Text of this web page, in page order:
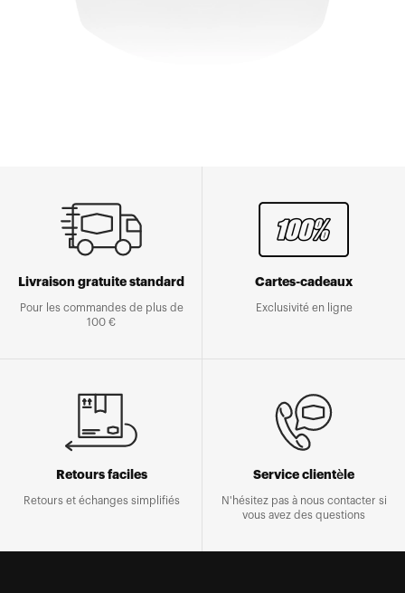
Livraison gratuite standard
Pour les commandes de plus de
100 €
Cartes-cadeaux
Exclusivité en ligne
Retours faciles
Retours et échanges simplifiés
Service clientèle
N'hésitez pas à nous contacter si
vous avez des questions